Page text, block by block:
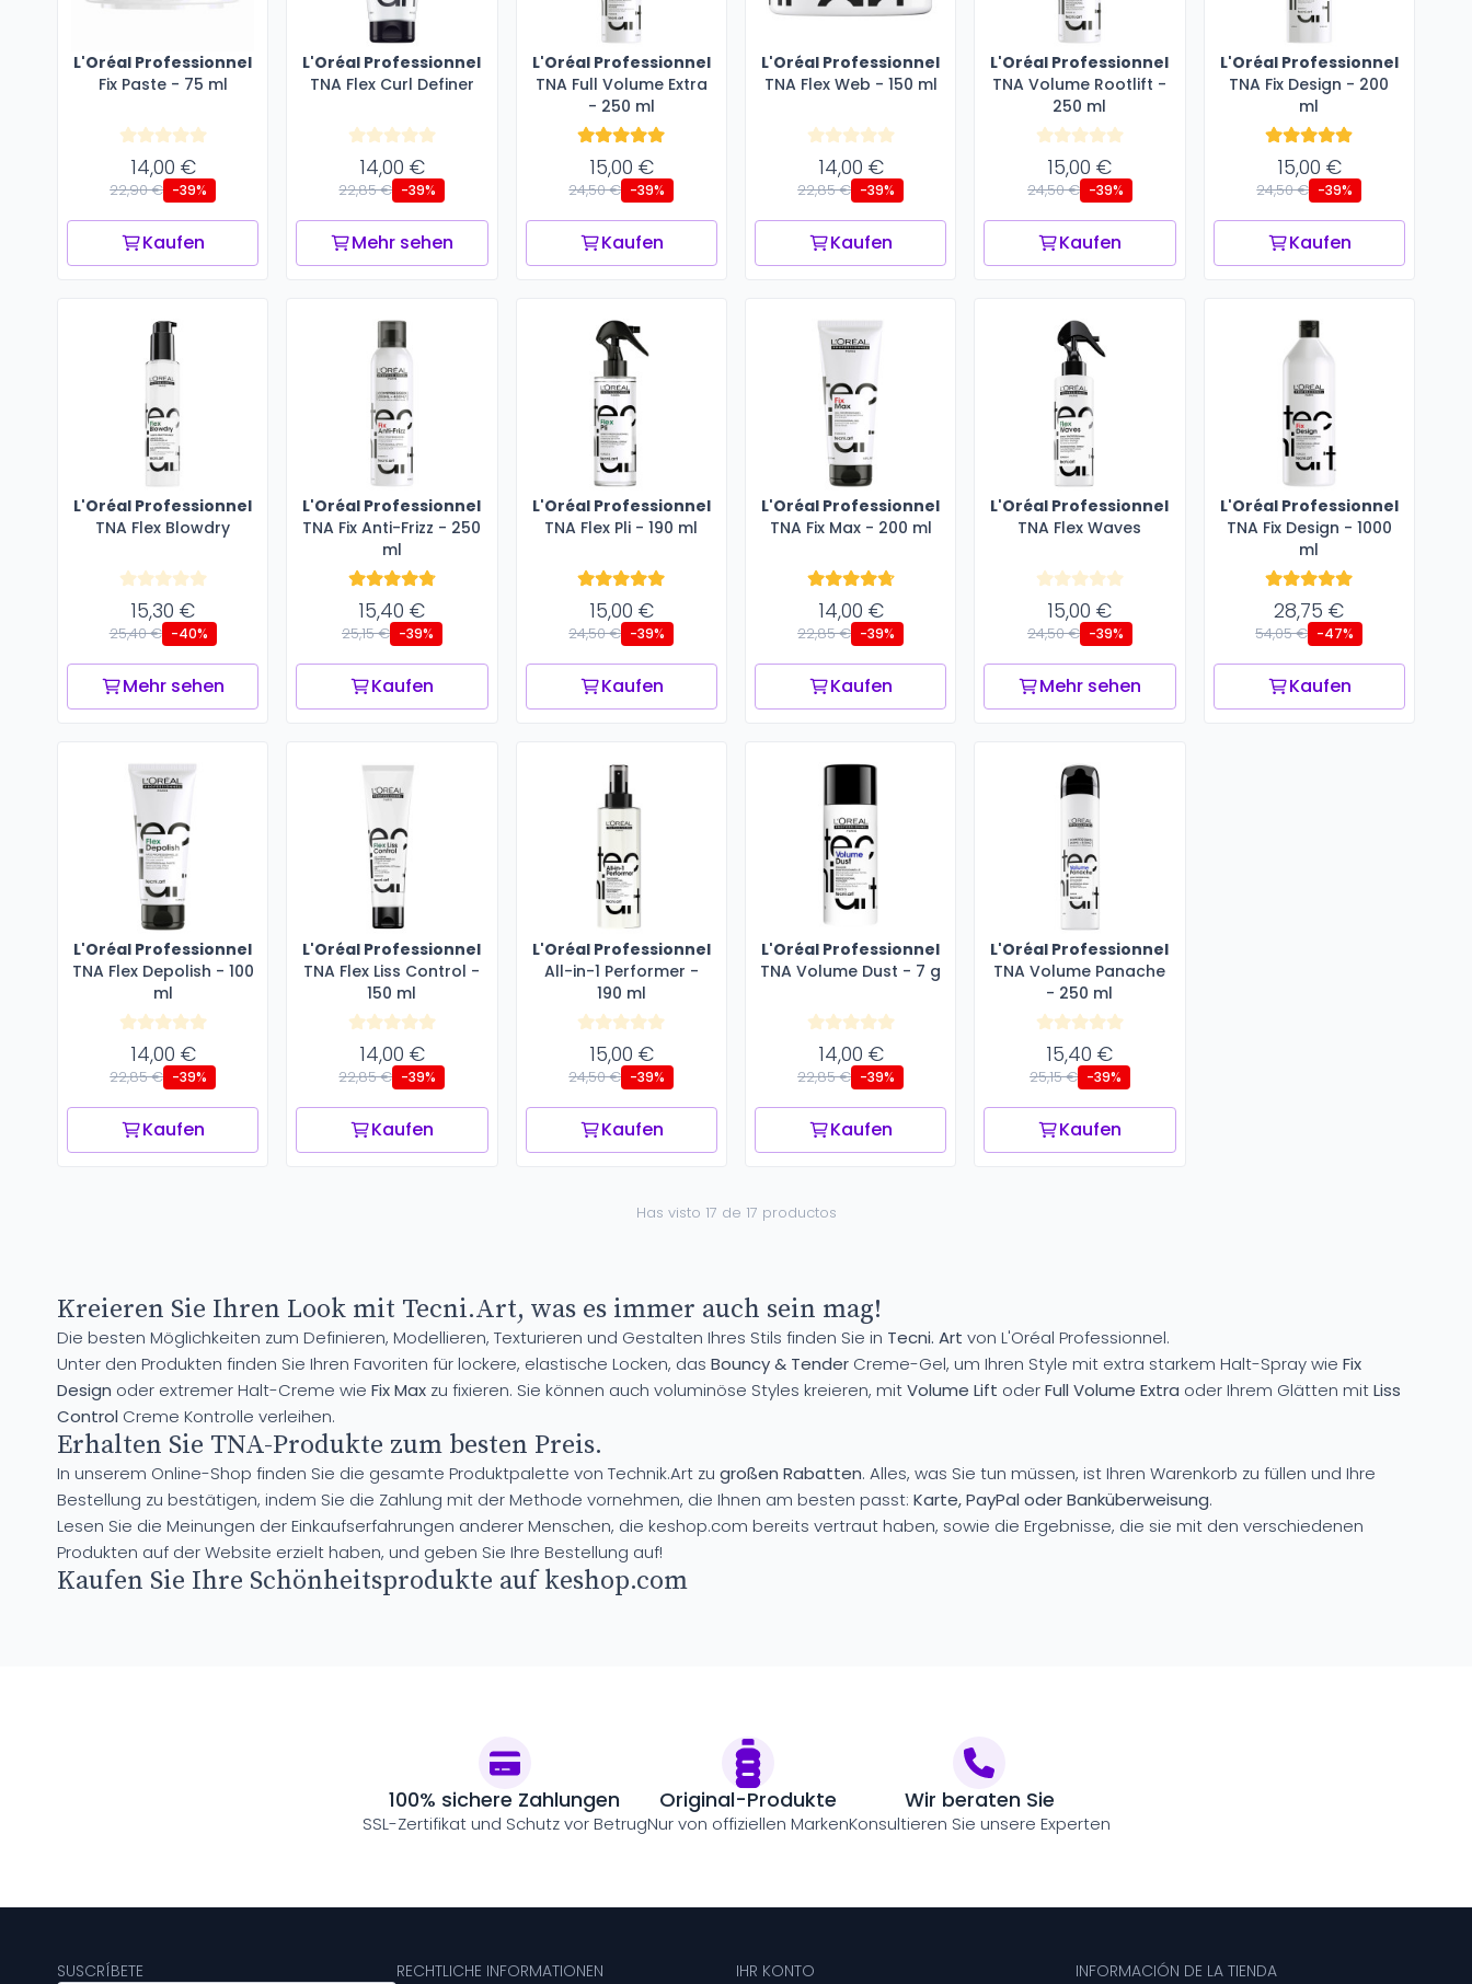
L'Oréal Professionnel
Fix Paste - 75 ml
14,00 €
22,90 € -39%
Kaufen
L'Oréal Professionnel
TNA Flex Curl Definer
14,00 €
22,85 € -39%
Mehr sehen
L'Oréal Professionnel
TNA Full Volume Extra
- 250 ml
15,00 €
24,50 € -39%
Kaufen
L'Oréal Professionnel
TNA Flex Web - 150 ml
14,00 €
22,85 € -39%
Kaufen
L'Oréal Professionnel
TNA Volume Rootlift -
250 ml
15,00 €
24,50 € -39%
Kaufen
L'Oréal Professionnel
TNA Fix Design - 200
ml
15,00 €
24,50 € -39%
Kaufen
L'Oréal Professionnel
TNA Flex Blowdry
15,30 €
25,40 € -40%
Mehr sehen
L'Oréal Professionnel
TNA Fix Anti-Frizz - 250
ml
15,40 €
25,15 € -39%
Kaufen
L'Oréal Professionnel
TNA Flex Pli - 190 ml
15,00 €
24,50 € -39%
Kaufen
L'Oréal Professionnel
TNA Fix Max - 200 ml
14,00 €
22,85 € -39%
Kaufen
L'Oréal Professionnel
TNA Flex Waves
15,00 €
24,50 € -39%
Mehr sehen
L'Oréal Professionnel
TNA Fix Design - 1000
ml
28,75 €
54,05 € -47%
Kaufen
L'Oréal Professionnel
TNA Flex Depolish - 100
ml
14,00 €
22,85 € -39%
Kaufen
L'Oréal Professionnel
TNA Flex Liss Control -
150 ml
14,00 €
22,85 € -39%
Kaufen
L'Oréal Professionnel
All-in-1 Performer -
190 ml
15,00 €
24,50 € -39%
Kaufen
L'Oréal Professionnel
TNA Volume Dust - 7 g
14,00 €
22,85 € -39%
Kaufen
L'Oréal Professionnel
TNA Volume Panache
- 250 ml
15,40 €
25,15 € -39%
Kaufen
Has visto 17 de 17 productos
Kreieren Sie Ihren Look mit Tecni.Art, was es immer auch sein mag!
Die besten Möglichkeiten zum Definieren, Modellieren, Texturieren und Gestalten Ihres Stils finden Sie in Tecni. Art von L'Oréal Professionnel.
Unter den Produkten finden Sie Ihren Favoriten für lockere, elastische Locken, das Bouncy & Tender Creme-Gel, um Ihren Style mit extra starkem Halt-Spray wie Fix
Design oder extremer Halt-Creme wie Fix Max zu fixieren. Sie können auch voluminöse Styles kreieren, mitVolume Lift oderFull Volume Extra oder Ihrem Glätten mitLiss
Control Creme Kontrolle verleihen.
Erhalten Sie TNA-Produkte zum besten Preis.
In unserem Online-Shop finden Sie die gesamte Produktpalette von Technik.Art zu großen Rabatten. Alles, was Sie tun müssen, ist Ihren Warenkorb zu füllen und Ihre
Bestellung zu bestätigen, indem Sie die Zahlung mit der Methode vornehmen, die Ihnen am besten passt: Karte, PayPal oder Banküberweisung.
Lesen Sie die Meinungen der Einkaufserfahrungen anderer Menschen, die keshop.com bereits vertraut haben, sowie die Ergebnisse, die sie mit den verschiedenen
Produkten auf der Website erzielt haben, und geben Sie Ihre Bestellung auf!
Kaufen Sie Ihre Schönheitsprodukte auf keshop.com
100% sichere Zahlungen
SSL-Zertifikat und Schutz vor Betrug
Original-Produkte
Nur von offiziellen Marken
Wir beraten Sie
Konsultieren Sie unsere Experten
SUSCRÍBETE RECHTLICHE INFORMATIONEN IHR KONTO INFORMACIÓN DE LA TIENDA